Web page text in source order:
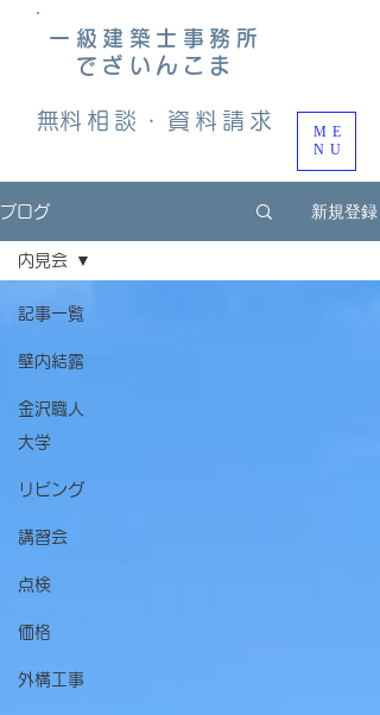
​無料相談・資料請求
一級建築士事務所
でざいんこま
ME
NU
ブログ 新規登録
記事一覧
壁内結露
金沢職人
大学
リビング
講習会
点検
価格
外構工事
内見会